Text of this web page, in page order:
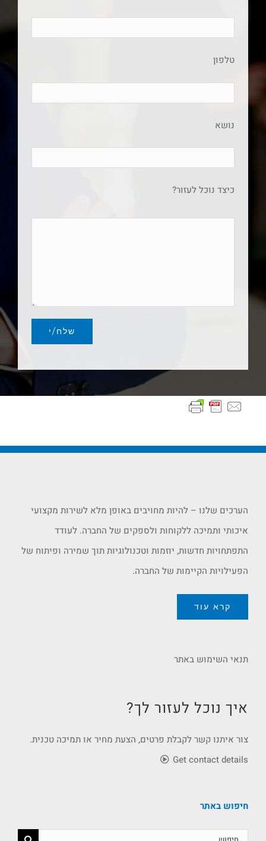
טלפון
נושא
כיצד נוכל לעזור?
הערכים שלנו – להיות מחויבים באופן מלא לשירות מקצועי
איכותי ותמיכה ללקוחות ולספקים של החברה. לעודד
התפתחויות חדשות, יוזמות וטכנולוגיות תוך שמירה ופיתוח של
הפעילויות הקיימות של החברה.
קרא עוד
תנאי השימוש באתר
איך נוכל לעזור לך?
צור איתנו קשר לקבלת פרטים, הצעת מחיר או תמיכה טכנית.
Get contact details
חיפוש באתר